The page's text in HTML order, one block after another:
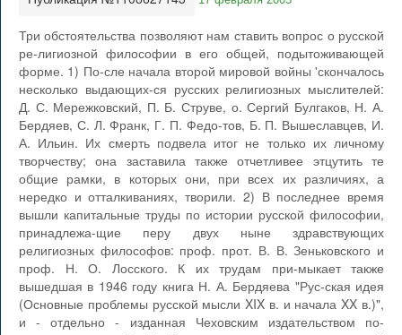
Три обстоятельства позволяют нам ставить вопрос о русской
ре-лигиозной философии в его общей, подытоживающей
форме. 1) По-сле начала второй мировой войны 'скончалось
несколько выдающих-ся русских религиозных мыслителей:
Д. С. Мережковский, П. Б. Струве, о. Сергий Булгаков, Н. А.
Бердяев, С. Л. Франк, Г. П. Федо-тов, Б. П. Вышеславцев, И.
А. Ильин. Их смерть подвела итог не только их личному
творчеству; она заставила также отчетливее этцутить те
общие рамки, в которых они, при всех их различиях, а
нередко и отталкиваниях, творили. 2) В последнее время
вышли капитальные труды по истории русской философии,
принадлежа-щие перу двух ныне здравствующих
религиозных философов: проф. прот. В. В. Зеньковского и
проф. Н. О. Лосского. К их трудам при-мыкает также
вышедшая в 1946 году книга Н. А. Бердяева "Рус-ская идея
(Основные проблемы русской мысли XIX в. и начала XX в.)",
и - отдельно - изданная Чеховским издательством по-